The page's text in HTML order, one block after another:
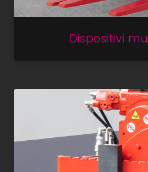
Dispositivi